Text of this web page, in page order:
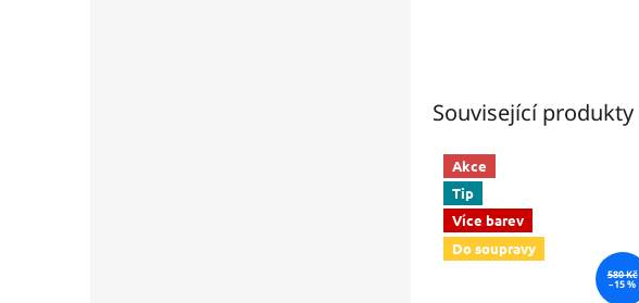
Související produkty
Akce
Tip
Více barev
Do soupravy
580 Kč
–15 %